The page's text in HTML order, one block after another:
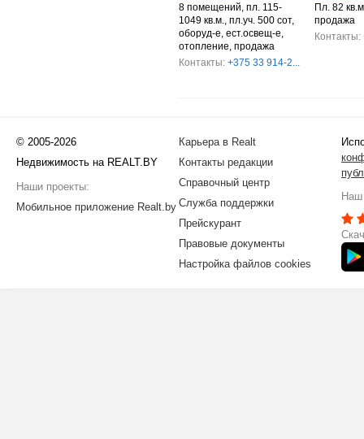
8 помещений, пл. 115-
1049 кв.м., пл.уч. 500 сот,
оборуд-е, ест.освещ-е,
отопление, продажа
Контакты: +375 33 914-2...
Пл. 82
продажа
Контакты:
© 2005-2026
Недвижимость на REALT.BY
Наши проекты:
Мобильное приложение Realt.by
Карьера в Realt
Контакты редакции
Справочный центр
Служба поддержки
Прейскурант
Правовые документы
Настройка файлов cookies
Наш